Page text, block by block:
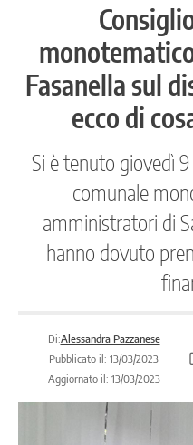
Fasanella sul
ecco di
Si è tenuto giovedì
comunale
amministratori di
hanno dovuto
Di:Alessandra Pazzanese
Pubblicato il: 13/03/2023
Aggiornato il: 13/03/2023